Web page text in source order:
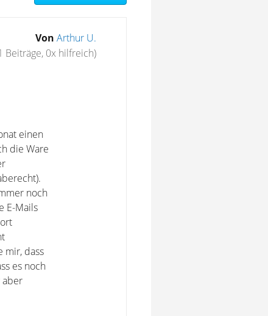
Von Arthur U.
Beiträge, 0x hilfreich)
einen
die Ware
noch
E-Mails
mir, dass
es noch
aber